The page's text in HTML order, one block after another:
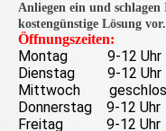
Anliegen ein und
kostengünstige Lösung vor.
Öffnungszeiten:
Montag 9-12 Uhr
Dienstag 9-12 Uhr
Mittwoch
Donnerstag 9-12
Freitag 9-12 Uhr